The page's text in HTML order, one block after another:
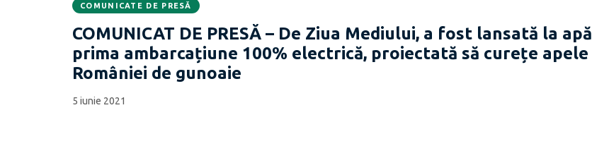
CATEGORIA:
COMUNICATE DE PRESĂ
COMUNICAT DE PRESĂ – De Ziua Mediului, a fost lansată la apă
prima ambarcațiune 100% electrică, proiectată să curețe apele
României de gunoaie
Data
publicării:
5 iunie 2021